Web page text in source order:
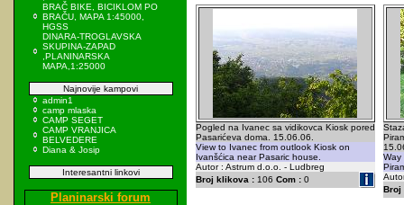
BRAČ BIKE, BICIKLOM PO
BRAČU, MAPA 1:45000,
HGSS
DINARA-TROGLAVSKA
SKUPINA-ZAPAD
,PLANINARSKA
MAPA,1:25000
Najnovije kampovi
admin1
camp mlaska
CAMP SEGET
CAMP VRANJICA
BELVEDERE
Diana & Josip
Interesantni linkovi
Planinarski forum
Pogled na Ivanec sa vidikovca Kiosk pored
Pasarićeva doma. 15.06.06.
View to Ivanec from outlook Kiosk on
Ivanšćica near Pasaric house.
Autor : Astrum d.o.o. - Ludbreg
Broj klikova :106 Com :0
Way
Broj